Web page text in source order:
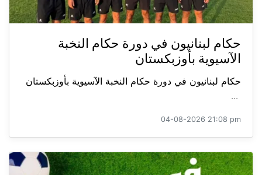
حكام لبنانيون في دورة حكام النخبة
الآسيوية بأوزبكستان
حكام لبنانيون في دورة حكام النخبة الآسيوية بأوزبكستان
...
04-08-2026 21:08 pm